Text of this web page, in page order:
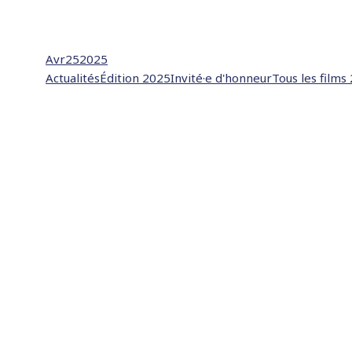
Avr252025
ActualitésÉdition 2025Invité·e d'honneurTous les films